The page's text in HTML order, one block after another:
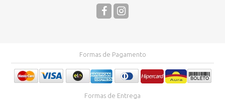
Formas de Pagamento
Formas de Entrega